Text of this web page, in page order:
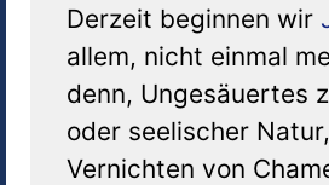
Derzeit beginnen wir
allem, nicht einmal
denn, Ungesäuertes
oder seelischer
Vernichten von